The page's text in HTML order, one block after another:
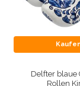
Delfter blaue
Rollen